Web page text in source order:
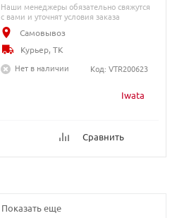
Iwata
Сравнить
Наши менеджеры обязательно свяжутся
с вами и уточнят условия заказа
Самовывоз
Курьер, ТК
Нет в наличии
Код: VTR200623
Показать еще